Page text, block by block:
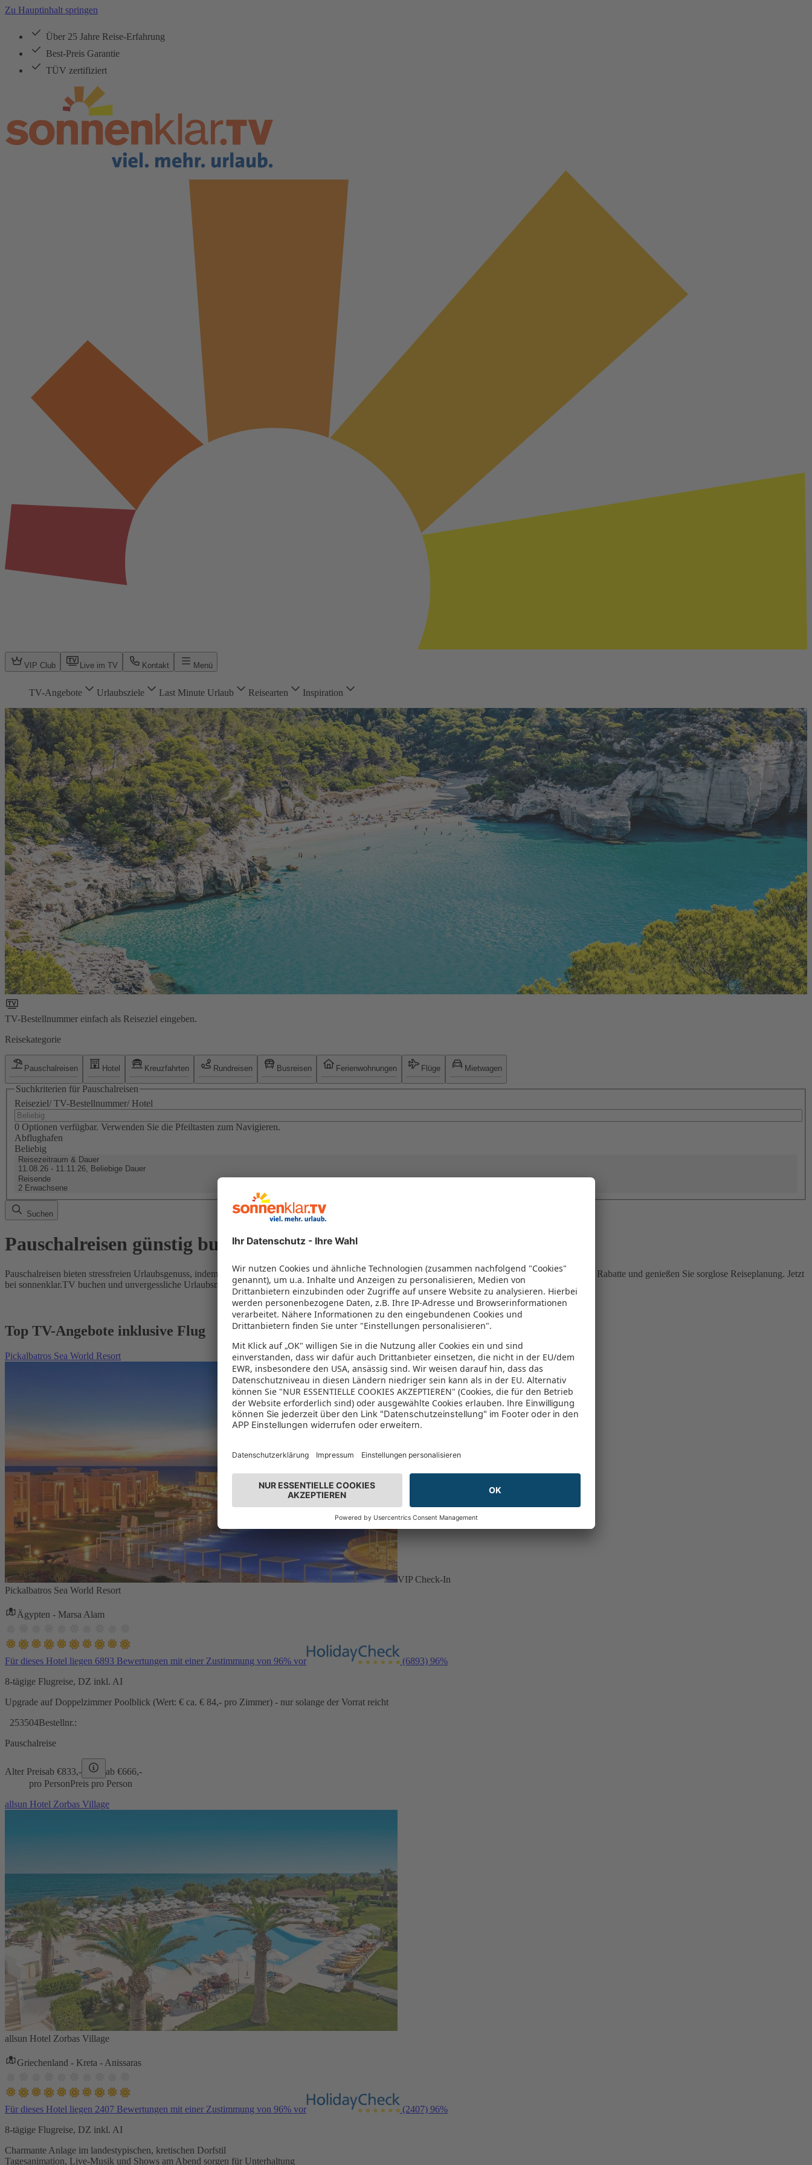
Zu Hauptinhalt springen
Über 25 Jahre Reise-Erfahrung
Best-Preis Garantie
TÜV zertifiziert
VIP Club Live im TV Kontakt Menü
TV-Angebote Urlaubsziele Last Minute Urlaub Reisearten Inspiration
TV-Bestellnummer einfach als Reiseziel eingeben.
Reisekategorie
Pauschalreisen Hotel Kreuzfahrten Rundreisen Busreisen Ferienwohnungen Flüge Mietwagen
Suchkriterien für Pauschalreisen
Reiseziel/ TV-Bestellnummer/ Hotel
0 Optionen verfügbar. Verwenden Sie die Pfeiltasten zum Navigieren.
Abflughafen
Beliebig
Reisezeitraum & Dauer
11.08.26 - 11.11.26, Beliebige Dauer
Reisende
2 Erwachsene
Suchen
Pauschalreisen günstig buchen
Pauschalreisen bieten stressfreien Urlaubsgenuss, indem Flug und Hotel in einem Paket kombiniert werden – das spart Zeit und Geld. Nutzen Sie attraktive Rabatte und genießen Sie sorglose Reiseplanung. Jetzt
bei sonnenklar.TV buchen und unvergessliche Urlaubsmomente erleben!
Top TV-Angebote inklusive Flug
Pickalbatros Sea World Resort
VIP Check-In
Pickalbatros Sea World Resort
Ägypten - Marsa Alam
Für dieses Hotel liegen 6893 Bewertungen mit einer Zustimmung von 96% vor (6893) 96%
8-tägige Flugreise, DZ inkl. AI
Upgrade auf Doppelzimmer Poolblick (Wert: € ca. € 84,- pro Zimmer) - nur solange der Vorrat reicht
253504Bestellnr.:
Pauschalreise
Alter Preisab €833,- ab €666,-
pro PersonPreis pro Person
allsun Hotel Zorbas Village
allsun Hotel Zorbas Village
Griechenland - Kreta - Anissaras
Für dieses Hotel liegen 2407 Bewertungen mit einer Zustimmung von 96% vor (2407) 96%
8-tägige Flugreise, DZ inkl. AI
Charmante Anlage im landestypischen, kretischen Dorfstil
Tagesanimation, Live-Musik und Shows am Abend sorgen für Unterhaltung